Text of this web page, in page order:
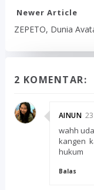
Newer Article
ZEPETO, Dunia
2 KOMENTAR:
AINUN
wahh
kangen
hukum
Balas